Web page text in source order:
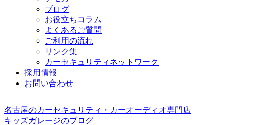
ブログ
お役立ちコラム
よくあるご質問
ご利用の流れ
リンク集
カーセキュリティネットワーク
採用情報
お問い合わせ
名古屋のカーセキュリティ・カーオーディオ専門店
キッズガレージのブログ